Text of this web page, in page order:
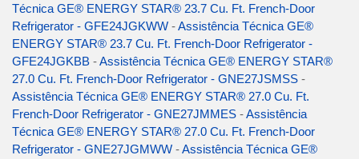
Técnica GE® ENERGY STAR® 23.7 Cu. Ft. French-Door
Refrigerator - GFE24JGKWW -Assistência Técnica GE®
ENERGY STAR® 23.7 Cu. Ft. French-Door Refrigerator -
GFE24JGKBB -Assistência Técnica GE® ENERGY STAR®
27.0 Cu. Ft. French-Door Refrigerator - GNE27JSMSS -
Assistência Técnica GE® ENERGY STAR® 27.0 Cu. Ft.
French-Door Refrigerator - GNE27JMMES -Assistência
Técnica GE® ENERGY STAR® 27.0 Cu. Ft. French-Door
Refrigerator - GNE27JGMWW -Assistência Técnica GE®